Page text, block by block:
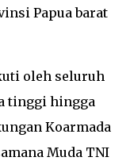
Papua barat
oleh seluruh
tinggi hingga
Koarmada
Muda TNI